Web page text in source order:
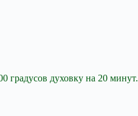
градусов духовку на 20 минут.